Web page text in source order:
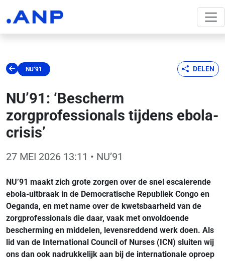
NU’91 DELEN
NU’91: ‘Bescherm
zorgprofessionals tijdens ebola-
crisis’
27 MEI 2026 13:11 • NU’91
NU’91 maakt zich grote zorgen over de snel escalerende
ebola-uitbraak in de Democratische Republiek Congo en
Oeganda, en met name over de kwetsbaarheid van de
zorgprofessionals die daar, vaak met onvoldoende
bescherming en middelen, levensreddend werk doen. Als
lid van de International Council of Nurses (ICN) sluiten wij
ons dan ook nadrukkelijk aan bij de internationale oproep